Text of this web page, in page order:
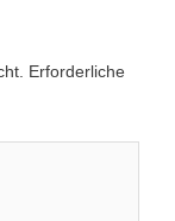
Erforderliche